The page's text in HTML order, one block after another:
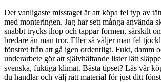
Det vanligaste misstaget är att köpa fel typ av
med monteringen. Jag har sett många använda
snabbt trycks ihop och tappar formen, särskilt
bredare än man tror. Eller så väljer man fel
fönstret från att gå igen ordentligt. Fukt, damm
underarbete gör att självhäftande lister lätt
svenska, fuktiga klimat. Bästa tipset? Läs vår
du handlar och välj rätt material för just ditt